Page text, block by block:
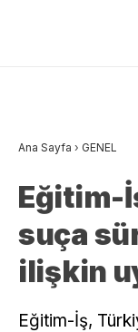
Ana Sayfa › GENEL
Eğitim-
suça
ilişkin
Eğitim-İş,